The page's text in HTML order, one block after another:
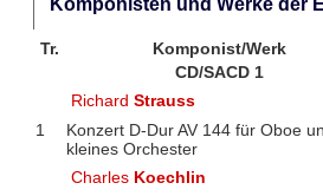
Tr. Komponist/Werk
CD/SACD 1
RichardStrauss
1
Konzert D-Dur AV 144 für Oboe
kleines Orchester
Charles Koechlin